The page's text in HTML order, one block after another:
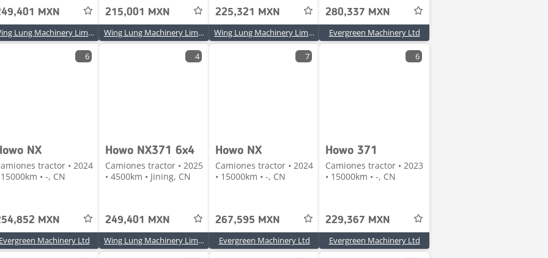
MXN
Wing Lung Machinery Limited
215,001 MXN
Wing Lung Machinery Limited
225,321 MXN
Wing Lung Machinery Limited
280,337 MXN
Evergreen Machinery Ltd
6
NX
tractor • 2024
15000km • -, CN
MXN
Machinery Ltd
4
Howo NX371 6x4
Camiones tractor • 2025
• 4500km • Jining, CN
249,401 MXN
Wing Lung Machinery Limited
7
Howo NX
Camiones tractor • 2024
• 15000km • -, CN
267,595 MXN
Evergreen Machinery Ltd
6
Howo 371
Camiones tractor • 2023
• 15000km • -, CN
229,367 MXN
Evergreen Machinery Ltd